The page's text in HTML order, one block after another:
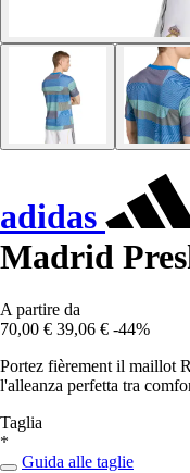
adidas
Madrid
A partire da
70,00 € 39,06 € -44%
Portez fièrement il maillot
l'alleanza perfetta tra
Taglia
*
Guida alle taglie